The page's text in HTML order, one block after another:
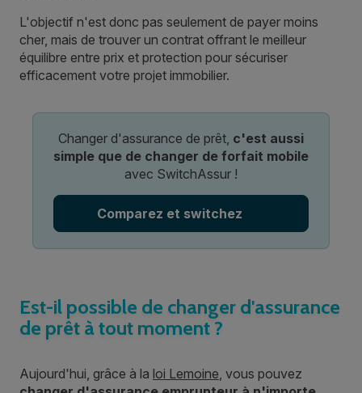
L'objectif n'est donc pas seulement de payer moins
cher, mais de trouver un contrat offrant le meilleur
équilibre entre prix et protection pour sécuriser
efficacement votre projet immobilier.
Changer d'assurance de prêt, c'est aussi
simple que de changer de forfait mobile
avec SwitchAssur !
Comparez et switchez
Est-il possible de changer d'assurance
de prêt à tout moment ?
Aujourd'hui, grâce à la loi Lemoine , vous pouvez